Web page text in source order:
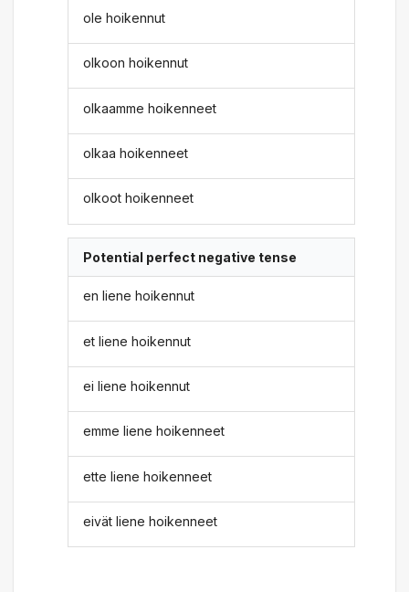
ole hoikennut
olkoon hoikennut
olkaamme hoikenneet
olkaa hoikenneet
olkoot hoikenneet
Potential perfect negative tense
en liene hoikennut
et liene hoikennut
ei liene hoikennut
emme liene hoikenneet
ette liene hoikenneet
eivät liene hoikenneet